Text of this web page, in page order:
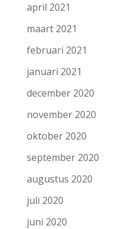
april 2021
maart 2021
februari 2021
januari 2021
december 2020
november 2020
oktober 2020
september 2020
augustus 2020
juli 2020
juni 2020